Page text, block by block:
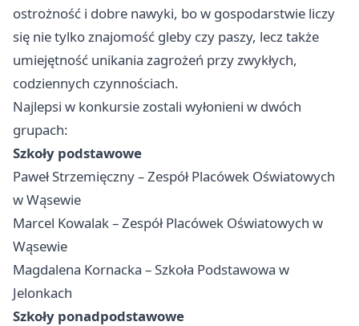
ostrożność i dobre nawyki, bo w gospodarstwie liczy
się nie tylko znajomość gleby czy paszy, lecz także
umiejętność unikania zagrożeń przy zwykłych,
codziennych czynnościach.
Najlepsi w konkursie zostali wyłonieni w dwóch
grupach:
Szkoły podstawowe
Paweł Strzemięczny – Zespół Placówek Oświatowych
w Wąsewie
Marcel Kowalak – Zespół Placówek Oświatowych w
Wąsewie
Magdalena Kornacka – Szkoła Podstawowa w
Jelonkach
Szkoły ponadpodstawowe